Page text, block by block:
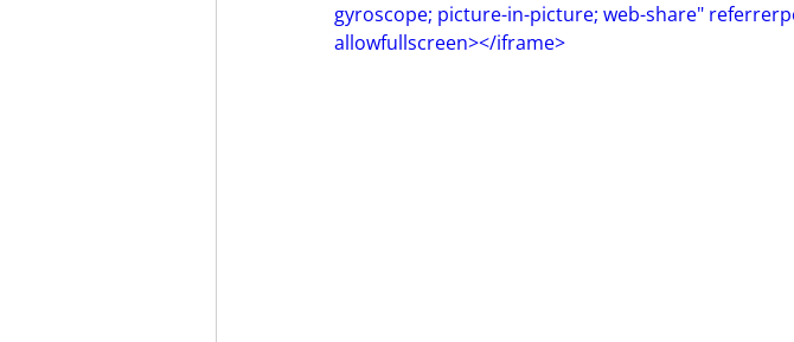
gyroscope; picture-in-picture; web-share"
allowfullscreen></iframe>